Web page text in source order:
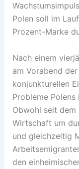
Polen soll im
Prozent-Marke
Nach einem
am Vorabend
konjunkturellen
Probleme
Obwohl seit
Wirtschaft um
und gleichzeitig
den